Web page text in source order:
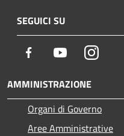
SEGUICI SU
Facebook Youtube
AMMINISTRAZIONE
Organi di Governo
Aree Amministrative